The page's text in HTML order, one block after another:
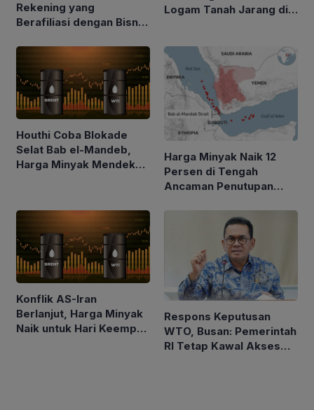
Rekening yang
Berafiliasi dengan Bisnis
Logam Tanah Jarang di
Houthi Coba Blokade
Selat Bab el-Mandeb,
Harga Minyak Mendekati
Harga Minyak Naik 12
Persen di Tengah
Ancaman Penutupan
Konflik AS-Iran
Berlanjut, Harga Minyak
Naik untuk Hari Keempat
Respons Keputusan
WTO, Busan: Pemerintah
RI Tetap Kawal Akses